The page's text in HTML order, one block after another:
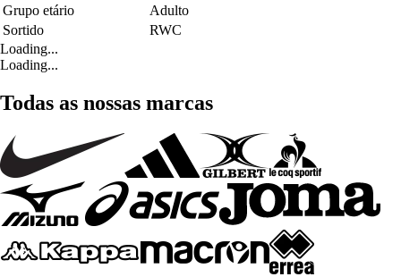
Grupo etário
Adulto
Sortido
RWC
Loading...
Loading...
Todas as nossas marcas